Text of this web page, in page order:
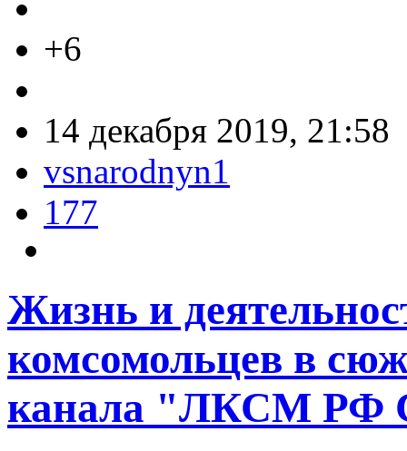
+6
14 декабря 2019, 21:58
vsnarodnyn1
177
Жизнь и
комсомольцев в
канала "ЛКСМ РФ